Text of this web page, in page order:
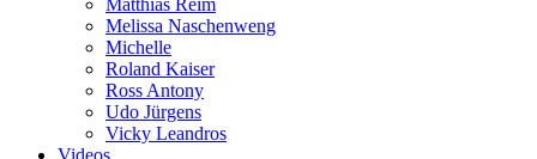
Matthias Reim
Melissa Naschenweng
Michelle
Roland Kaiser
Ross Antony
Udo Jürgens
Vicky Leandros
Videos